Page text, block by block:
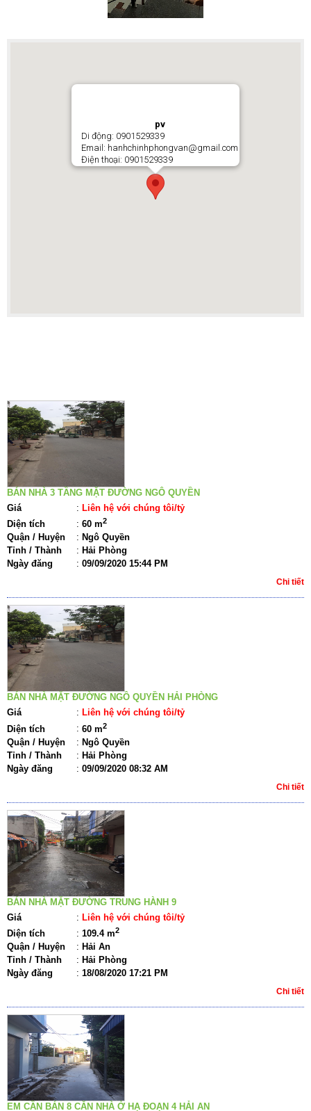
pv
Di động: 0901529339
Email: hanhchinhphongvan@gmail.com
Điện thoại: 0901529339
BÁN NHÀ 3 TẦNG MẶT ĐƯỜNG NGÔ QUYỀN
Giá
: Liên hệ với chúng tôi/tỷ
Diện tích
: 60 m2
Quận / Huyện : Ngô Quyền
Tỉnh / Thành
: Hải Phòng
Ngày đăng
: 09/09/2020 15:44 PM
Chi tiết
BÁN NHÀ MẶT ĐƯỜNG NGÔ QUYỀN HẢI PHÒNG
Giá
: Liên hệ với chúng tôi/tỷ
Diện tích
: 60 m2
Quận / Huyện : Ngô Quyền
Tỉnh / Thành
: Hải Phòng
Ngày đăng
: 09/09/2020 08:32 AM
Chi tiết
BÁN NHÀ MẶT ĐƯỜNG TRUNG HÀNH 9
Giá
: Liên hệ với chúng tôi/tỷ
Diện tích
: 109.4 m2
Quận / Huyện : Hải An
Tỉnh / Thành
: Hải Phòng
Ngày đăng
: 18/08/2020 17:21 PM
Chi tiết
EM CẦN BÁN 8 CĂN NHÀ Ở HẠ ĐOẠN 4 HẢI AN